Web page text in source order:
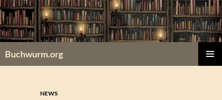
Zum
Inhalt
springen
Buchwurm.org
NEWS